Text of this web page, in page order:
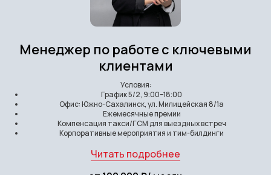
Менеджер по работе с ключевыми
клиентами
Условия:
График 5/2, 9:00–18:00
Офис: Южно-Сахалинск, ул. Милицейская 8/1а
Ежемесячные премии
Компенсация такси/ГСМ для выездных встреч
Корпоративные мероприятия и тим-билдинги
Читать подробнее